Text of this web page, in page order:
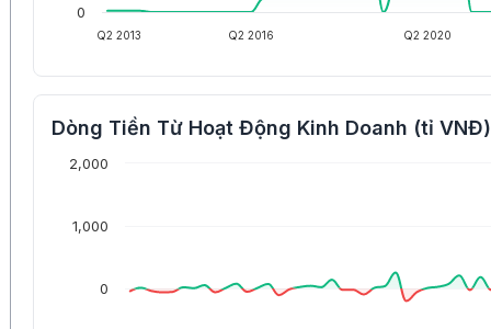
Q2 2013 Q2 2016 Q2 2020
0
Dòng Tiền Từ Hoạt Động Kinh Doanh (tỉ VNĐ)
0
1,000
2,000